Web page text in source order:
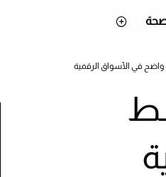
في الأسواق الرقمية